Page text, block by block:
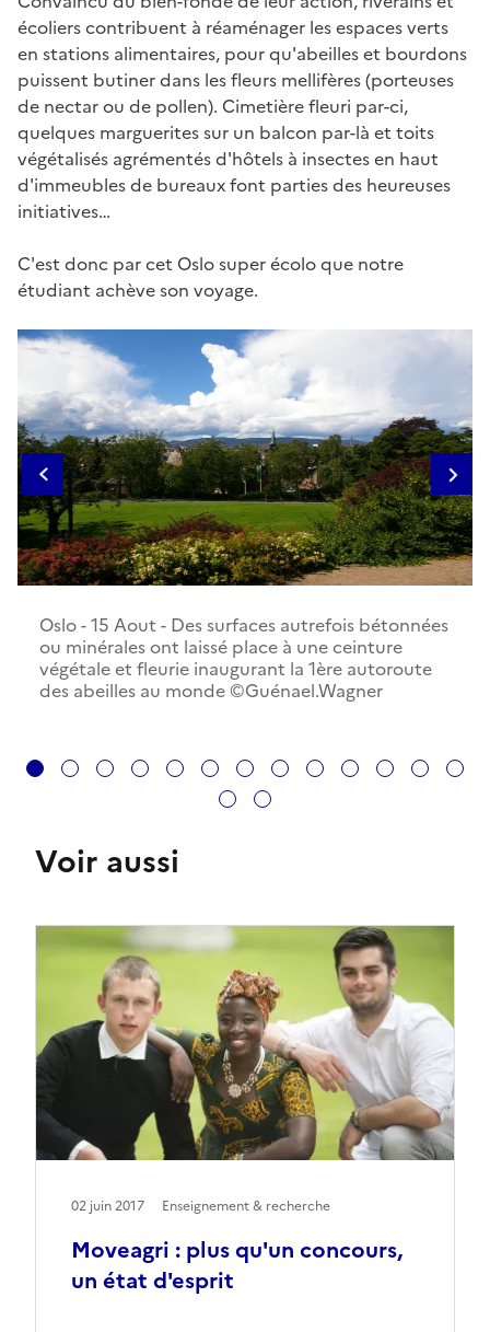
écoliers contribuent à réaménager les espaces verts
en stations alimentaires, pour qu'abeilles et bourdons
puissent butiner dans les fleurs mellifères (porteuses
de nectar ou de pollen). Cimetière fleuri par-ci,
quelques marguerites sur un balcon par-là et toits
végétalisés agrémentés d'hôtels à insectes en haut
d'immeubles de bureaux font parties des heureuses
initiatives…
C'est donc par cet Oslo super écolo que notre
étudiant achève son voyage.
Galerie d'images
1 2 3 4 5 6 7 8 9 10 11 12
13
14
15
1
Oslo - 15 Aout - Des surfaces autrefois bétonnées
ou minérales ont laissé place à une ceinture
végétale et fleurie inaugurant la 1ère autoroute
des abeilles au monde ©Guénael.Wagner
Voir aussi
Moveagri : plus qu'un concours,
un état d'esprit
02 juin 2017 Enseignement & recherche